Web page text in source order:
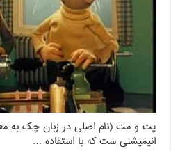
پت و مت (نام اصلی در زبان چک به
انیمیشنی ست که با استفاده …